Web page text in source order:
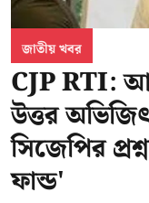
জাতীয় খবর
CJP RTI:
উত্তর
সিজেপির
ফান্ড'